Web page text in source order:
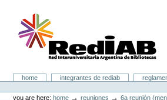
content.
Portal RedIAB
Sectionshome integrantes de rediab
tools
you are here: home →reuniones →6a reunión